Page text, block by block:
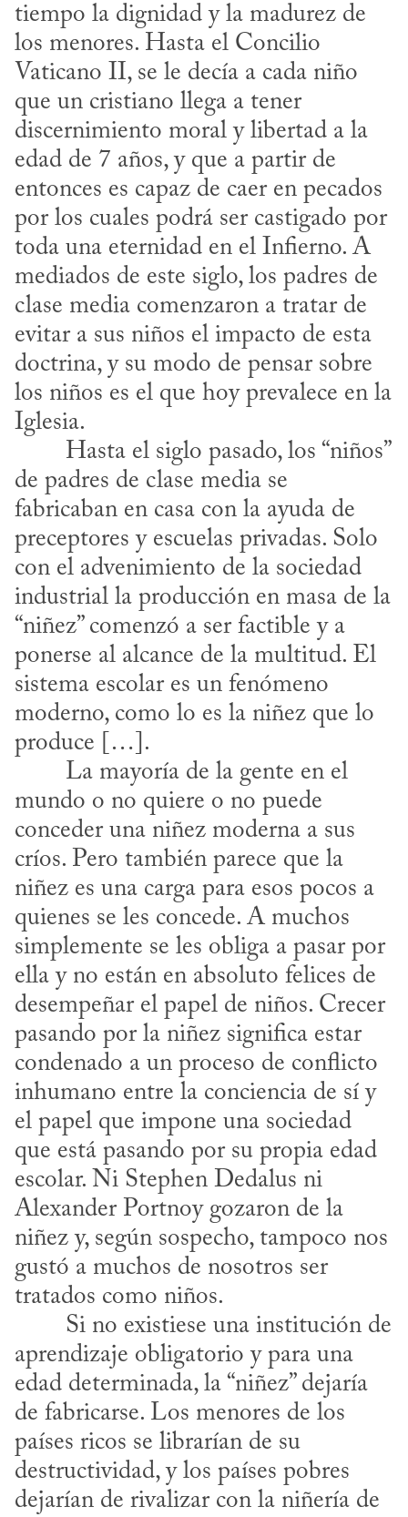
tiempo la dignidad y la madurez de
los menores. Hasta el Concilio
Vaticano II, se le decía a cada niño
que un cristiano llega a tener
discernimiento moral y libertad a la
edad de 7 años, y que a partir de
entonces es capaz de caer en pecados
por los cuales podrá ser castigado por
toda una eternidad en el Infierno. A
mediados de este siglo, los padres de
clase media comenzaron a tratar de
evitar a sus niños el impacto de esta
doctrina, y su modo de pensar sobre
los niños es el que hoy prevalece en la
Iglesia.
de padres de clase media se
fabricaban en casa con la ayuda de
preceptores y escuelas privadas. Solo
con el advenimiento de la sociedad
industrial la producción en masa de la
“niñez” comenzó a ser factible y a
ponerse al alcance de la multitud. El
sistema escolar es un fenómeno
moderno, como lo es la niñez que lo
produce […].
mundo o no quiere o no puede
conceder una niñez moderna a sus
críos. Pero también parece que la
niñez es una carga para esos pocos a
quienes se les concede. A muchos
simplemente se les obliga a pasar por
ella y no están en absoluto felices de
desempeñar el papel de niños. Crecer
pasando por la niñez significa estar
condenado a un proceso de conflicto
inhumano entre la conciencia de sí y
el papel que impone una sociedad
que está pasando por su propia edad
escolar. Ni Stephen Dedalus ni
Alexander Portnoy gozaron de la
niñez y, según sospecho, tampoco nos
gustó a muchos de nosotros ser
tratados como niños.
aprendizaje obligatorio y para una
edad determinada, la “niñez” dejaría
de fabricarse. Los menores de los
países ricos se librarían de su
destructividad, y los países pobres
dejarían de rivalizar con la niñería de